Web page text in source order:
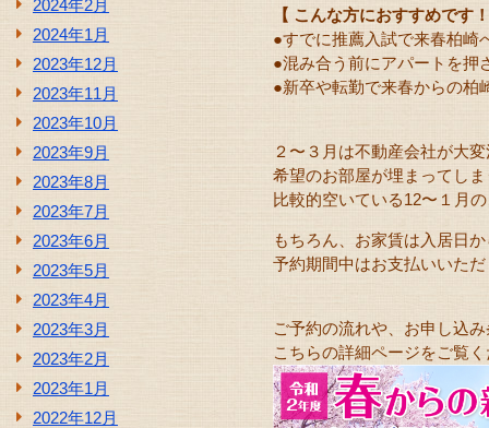
2024年2月
2024年1月
2023年12月
2023年11月
2023年10月
2023年9月
2023年8月
2023年7月
2023年6月
2023年5月
2023年4月
2023年3月
2023年2月
2023年1月
2022年12月
【 こんな方におすすめです
●すでに推薦入試で来春柏崎
●混み合う前にアパートを押
●新卒や転勤で来春からの柏
２〜３月は不動産会社が大
希望のお部屋が埋まってし
比較的空いている12〜１月
もちろん、お家賃は入居日
予約期間中はお支払いいた
ご予約の流れや、お申し込
こちらの詳細ページをご覧